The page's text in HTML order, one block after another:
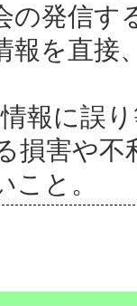
の発信す
報を直接
報に誤
損害や
と。